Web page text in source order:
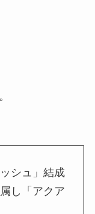
シュ」結成
し「アクア